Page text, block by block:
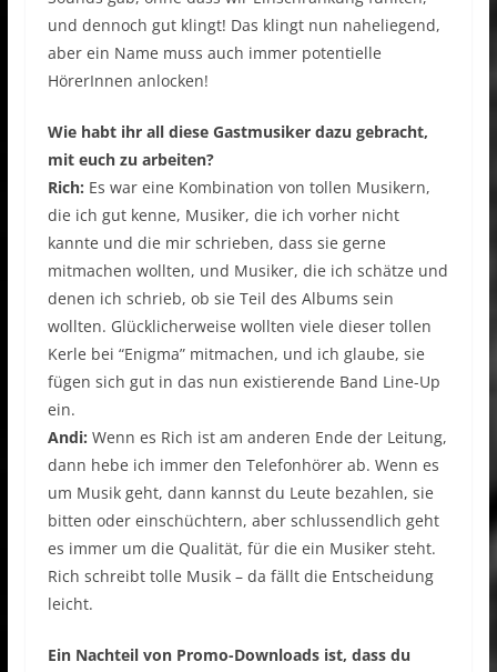
und dennoch gut klingt! Das klingt nun naheliegend,
aber ein Name muss auch immer potentielle
HörerInnen anlocken!
Wie habt ihr all diese Gastmusiker dazu gebracht,
mit euch zu arbeiten?
Rich: Es war eine Kombination von tollen Musikern,
die ich gut kenne, Musiker, die ich vorher nicht
kannte und die mir schrieben, dass sie gerne
mitmachen wollten, und Musiker, die ich schätze und
denen ich schrieb, ob sie Teil des Albums sein
wollten. Glücklicherweise wollten viele dieser tollen
Kerle bei “Enigma” mitmachen, und ich glaube, sie
fügen sich gut in das nun existierende Band Line-Up
ein.
Andi: Wenn es Rich ist am anderen Ende der Leitung,
dann hebe ich immer den Telefonhörer ab. Wenn es
um Musik geht, dann kannst du Leute bezahlen, sie
bitten oder einschüchtern, aber schlussendlich geht
es immer um die Qualität, für die ein Musiker steht.
Rich schreibt tolle Musik – da fällt die Entscheidung
leicht.
Ein Nachteil von Promo-Downloads ist, dass du